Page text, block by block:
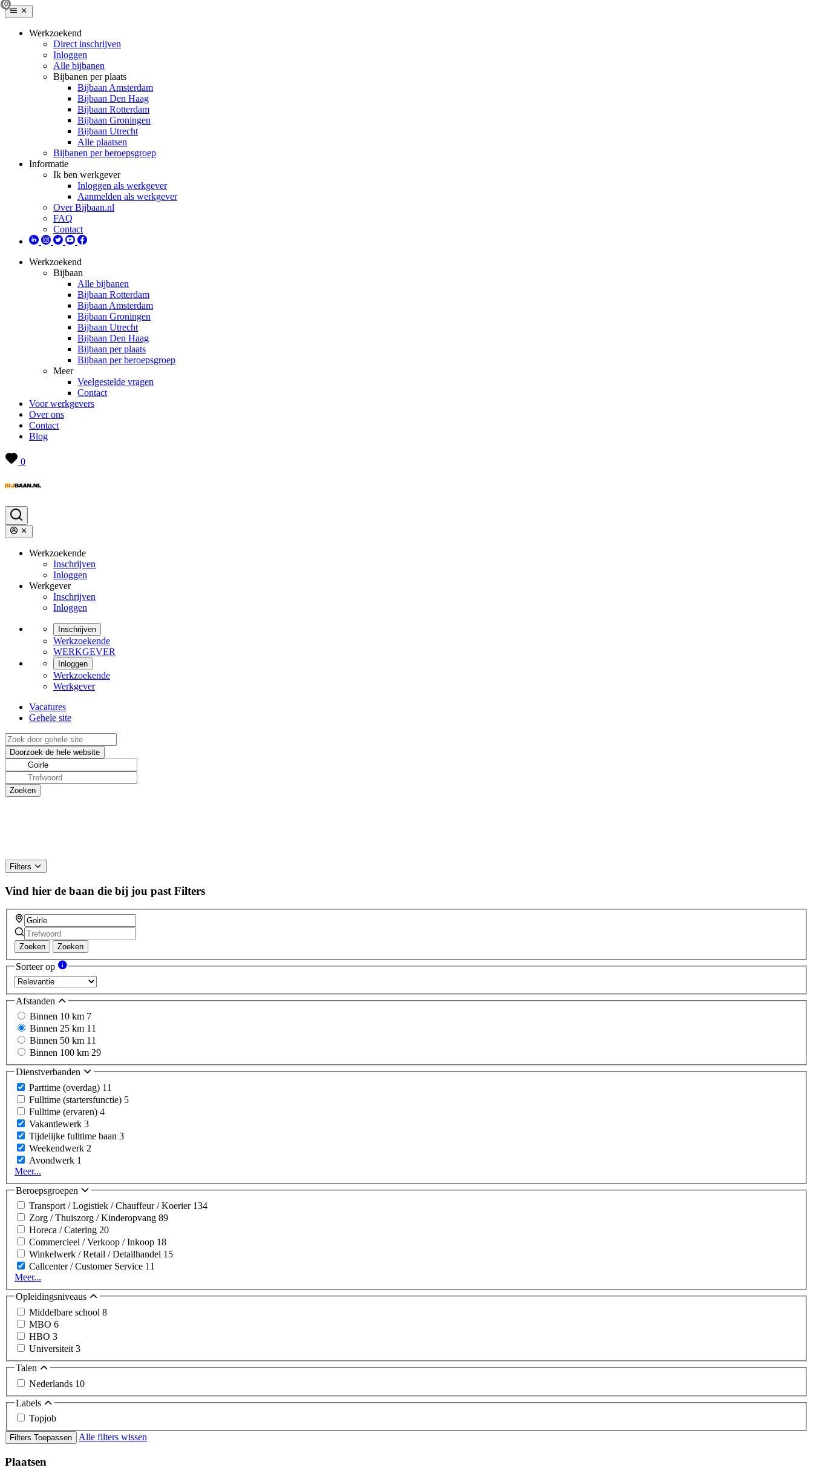
Werkzoekend
Direct inschrijven
Inloggen
Alle bijbanen
Bijbanen per plaats
Bijbaan Amsterdam
Bijbaan Den Haag
Bijbaan Rotterdam
Bijbaan Groningen
Bijbaan Utrecht
Alle plaatsen
Bijbanen per beroepsgroep
Informatie
Ik ben werkgever
Inloggen als werkgever
Aanmelden als werkgever
Over Bijbaan.nl
FAQ
Contact
Werkzoekend
Bijbaan
Alle bijbanen
Bijbaan Rotterdam
Bijbaan Amsterdam
Bijbaan Groningen
Bijbaan Utrecht
Bijbaan Den Haag
Bijbaan per plaats
Bijbaan per beroepsgroep
Meer
Veelgestelde vragen
Contact
Voor werkgevers
Over ons
Contact
Blog
0
Werkzoekende
Inschrijven
Inloggen
Werkgever
Inschrijven
Inloggen
Inschrijven
Werkzoekende
WERKGEVER
Inloggen
Werkzoekende
Werkgever
Vacatures
Gehele site
Filters
Vind hier de baan die bij jou past Filters
Zoeken Zoeken
Sorteer op
Afstanden
Binnen 10 km 7
Binnen 25 km 11
Binnen 50 km 11
Binnen 100 km 29
Dienstverbanden
Parttime (overdag) 11
Fulltime (startersfunctie) 5
Fulltime (ervaren) 4
Vakantiewerk 3
Tijdelijke fulltime baan 3
Weekendwerk 2
Avondwerk 1
Meer...
Beroepsgroepen
Transport / Logistiek / Chauffeur / Koerier 134
Zorg / Thuiszorg / Kinderopvang 89
Horeca / Catering 20
Commercieel / Verkoop / Inkoop 18
Winkelwerk / Retail / Detailhandel 15
Callcenter / Customer Service 11
Meer...
Opleidingsniveaus
Middelbare school 8
MBO 6
HBO 3
Universiteit 3
Talen
Nederlands 10
Labels
Topjob
Filters Toepassen Alle filters wissen
Plaatsen